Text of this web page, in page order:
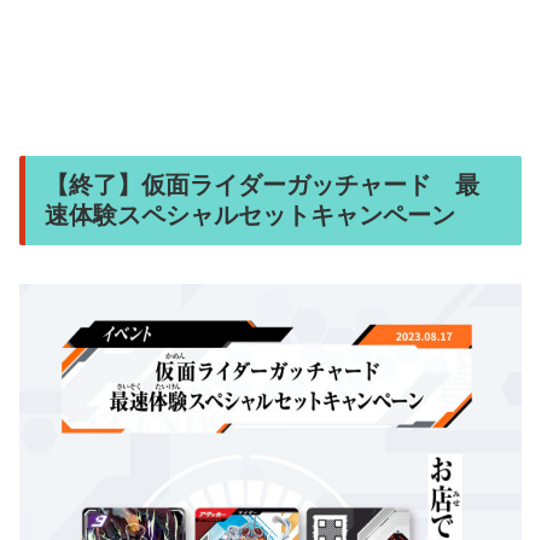
【終了】仮面ライダーガッチャード 最
速体験スペシャルセットキャンペーン